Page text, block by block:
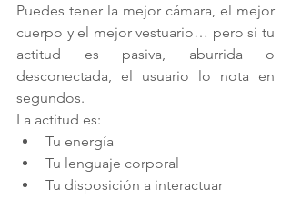
Puedes tener la mejor cámara, el mejor
cuerpo y el mejor vestuario… pero si tu
actitud es pasiva, aburrida o
desconectada, el usuario lo nota en
segundos.
La actitud es:
Tu energía
Tu lenguaje corporal
Tu disposición a interactuar